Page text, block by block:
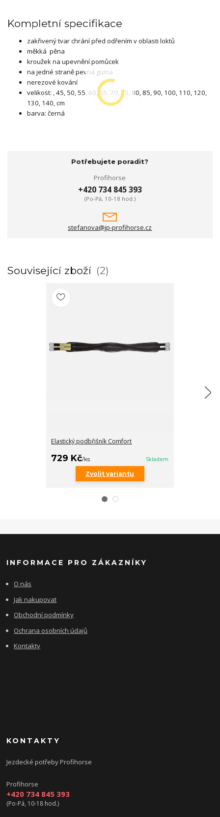
Kompletní specifikace
zakřivený tvar chrání před odřením v oblasti loktů
měkká pěna
kroužek na upevnění pomůcek
na jedné straně pevná guma
nerezové kování
velikost: , 45, 50, 55, 60, 65, 70, 75, 80, 85, 90, 100, 110, 120,
130, 140, cm
barva: černá
Potřebujete poradit?
Profihorse
+420 734 845 393
(Po-Pá, 10-18 hod.)
stefanova@jp-profihorse.cz
Související zboží 2
Elastický podbřišník Comfort
729 Kč/ks Skladem
Zvolit variantu
INFORMACE PRO ZÁKAZNÍKY
O nás
Jak nakupovat
Obchodní podmínky
Ochrana osobních údajů
Kontakty
KONTAKTY
Jezdecké potřeby Profihorse
Profihorse
+420 734 845 393
(Po-Pá, 10-18 hod.)